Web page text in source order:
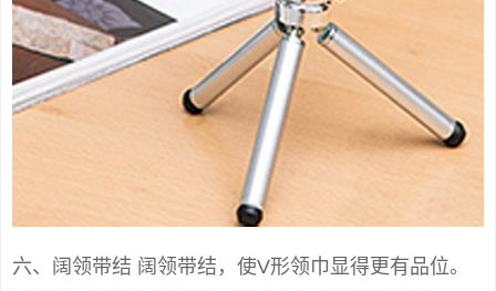
六、阔领带结 阔领带结，使V形领巾显得更有品位。